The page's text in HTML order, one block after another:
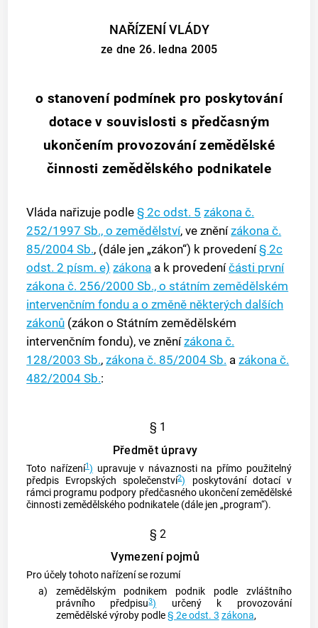
NAŘÍZENÍ VLÁDY
ze dne 26. ledna 2005
o stanovení podmínek pro poskytování
dotace v souvislosti s předčasným
ukončením provozování zemědělské
činnosti zemědělského podnikatele
Vláda nařizuje podle§ 2c odst. 5 zákona č.
252/1997 Sb., o zemědělství, ve zněnízákona č.
85/2004 Sb., (dále jen „zákon“) k provedení§ 2c
odst. 2 písm. e) zákona a k provedeníčásti první
zákona č. 256/2000 Sb., o státním zemědělském
intervenčním fondu a o změně některých dalších
zákonů (zákon o Státním zemědělském
intervenčním fondu), ve zněnízákona č.
128/2003 Sb.,zákona č. 85/2004 Sb. azákona č.
482/2004 Sb.:
§ 1
Předmět úpravy
Toto nařízení1) upravuje v návaznosti na přímo použitelný
předpis Evropských společenství2) poskytování dotací v
rámci programu podpory předčasného ukončení zemědělské
činnosti zemědělského podnikatele (dále jen „program“).
§ 2
Vymezení pojmů
Pro účely tohoto nařízení se rozumí
a)
zemědělským podnikem podnik podle zvláštního
právního předpisu3) určený k provozování
zemědělské výrobypodle§ 2e odst. 3 zákona,